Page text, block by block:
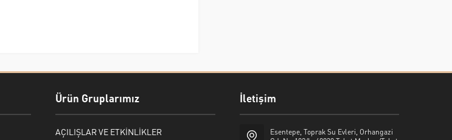
Ürün Gruplarımız
AÇILIŞLAR VE ETKİNLİKLER
İletişim
Esentepe, Toprak Su Evleri, Orhangazi